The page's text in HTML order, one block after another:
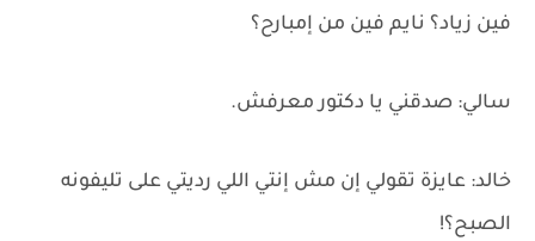
فين زياد؟ نايم فين من إمبارح؟
سالي: صدقني يا دكتور معرفش.
خالد: عايزة تقولي إن مش إنتي اللي رديتي على تليفونه
الصبح؟!